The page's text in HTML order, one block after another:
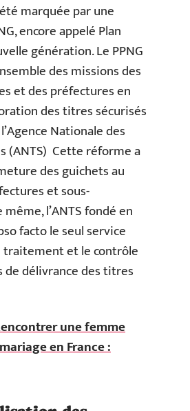
été marquée par une
encore appelé Plan
génération. Le PPNG
des missions des
et des préfectures en
des titres sécurisés
Nationale des
(ANTS) Cette réforme a
des guichets au
et sous-
l’ANTS fondé en
facto le seul service
et le contrôle
de délivrance des titres
une femme
en France :